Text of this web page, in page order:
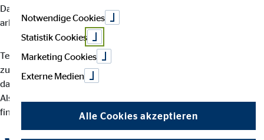
Dann bist du bei uns richtig. Wir glauben, dass man am besten
arbeitet, wenn man seinem eigenen Rhythmus folgt.
Teamarbeit und intensiver Austausch sind für uns der Schlüssel
zu besten Ergebnissen. Dein Arbeitsalltag ist abwechslungsreich,
da jede Kundin und jeder Kunde individuelle Lösungen braucht.
Als OVB-Berater*in unterstützt du deine Kund*innen bei
finanziellen Entscheidungen und der Erreichung ihrer Ziele.
Notwendige Cookies
Statistik Cookies
Marketing Cookies
Externe Medien
Alle Cookies akzeptieren